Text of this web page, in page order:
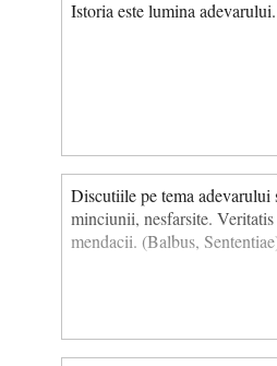
Istoria este lumina
Discutiile pe tema adevarului
minciunii, nesfarsite.
mendacii. (Balbus,